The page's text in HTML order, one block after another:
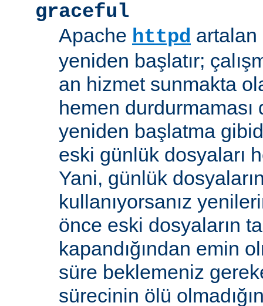
graceful
Apache httpd
yeniden başlatır;
an hizmet sunmakta
hemen durdurmaması
yeniden başlatma
eski günlük dosyaları
Yani, günlük
kullanıyorsanız
önce eski dosyaların
kapandığından emin
süre beklemeniz
sürecinin ölü